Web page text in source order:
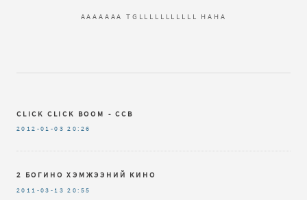
AAAAAAA TGLLLLLLLLLLL HAHA
CLICK CLICK BOOM - CCB
2012-01-03 20:26
2 БОГИНО ХЭМЖЭЭНИЙ КИНО
2011-03-13 20:55